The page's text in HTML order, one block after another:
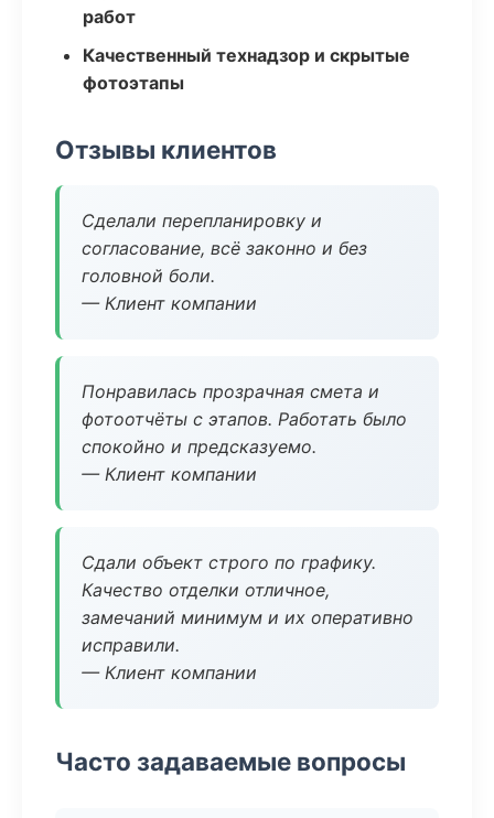
работ
Качественный технадзор и скрытые
фотоэтапы
Отзывы клиентов
Сделали перепланировку и
согласование, всё законно и без
головной боли.
— Клиент компании
Понравилась прозрачная смета и
фотоотчёты с этапов. Работать было
спокойно и предсказуемо.
— Клиент компании
Сдали объект строго по графику.
Качество отделки отличное,
замечаний минимум и их оперативно
исправили.
— Клиент компании
Часто задаваемые вопросы